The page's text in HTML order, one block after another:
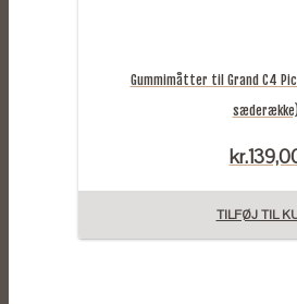
Gummimåtter til Grand C4
kr.
TILFØJ TIL